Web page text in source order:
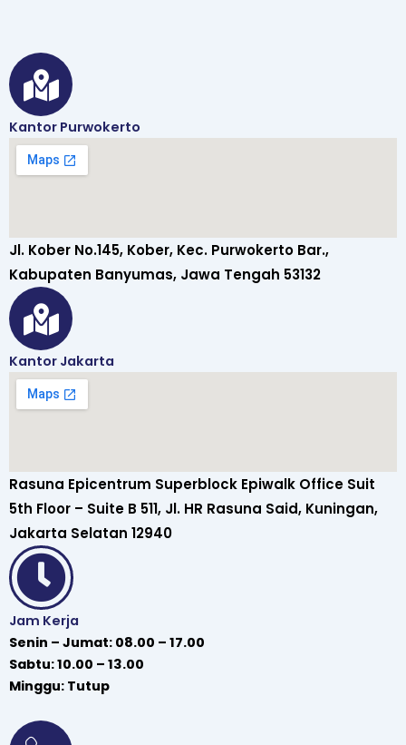
Kantor Purwokerto
Jl. Kober No.145, Kober, Kec. Purwokerto Bar.,
Kabupaten Banyumas, Jawa Tengah 53132
Kantor Jakarta
Rasuna Epicentrum Superblock Epiwalk Office Suit
5th Floor – Suite B 511, Jl. HR Rasuna Said, Kuningan,
Jakarta Selatan 12940
Jam Kerja
Senin – Jumat: 08.00 – 17.00
Sabtu: 10.00 – 13.00
Minggu: Tutup